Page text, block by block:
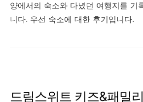
양에서의 숙소와 다녔던 여행지를 기
니다. 우선 숙소에 대한 후기입니다.
드림스위트 키즈&패밀